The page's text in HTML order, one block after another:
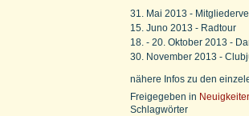
31. Mai 2013 -
15. Juno 2013 - Radtour
18. - 20. Oktober 2013 -
30. November 2013 -
nähere Infos zu den
Freigegeben in
Schlagwörter